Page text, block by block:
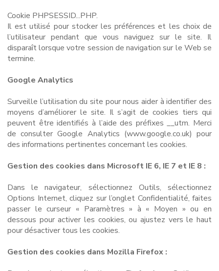
Cookie PHPSESSID...PHP.
Il est utilisé pour stocker les préférences et les choix de
l’utilisateur pendant que vous naviguez sur le site. Il
disparaît lorsque votre session de navigation sur le Web se
termine.
Google Analytics
Surveille l’utilisation du site pour nous aider à identifier des
moyens d’améliorer le site. Il s’agit de cookies tiers qui
peuvent être identifiés à l’aide des préfixes __utm. Merci
de consulter Google Analytics (www.google.co.uk) pour
des informations pertinentes concernant les cookies.
Gestion des cookies dans Microsoft IE 6, IE 7 et IE 8 :
Dans le navigateur, sélectionnez Outils, sélectionnez
Options Internet, cliquez sur l’onglet Confidentialité, faites
passer le curseur « Paramètres » à « Moyen » ou en
dessous pour activer les cookies, ou ajustez vers le haut
pour désactiver tous les cookies.
Gestion des cookies dans Mozilla Firefox :